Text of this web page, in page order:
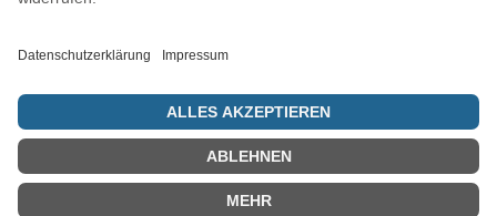
© 5786 Maamin. Hebräische Ausrüstung für deinen Alltag
Vertrag widerrufen